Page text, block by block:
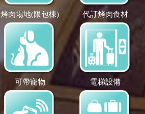
烤肉場地(限包棟) 代訂烤肉食材
可帶寵物 電梯設備